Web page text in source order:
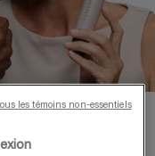
les témoins non-essentiels